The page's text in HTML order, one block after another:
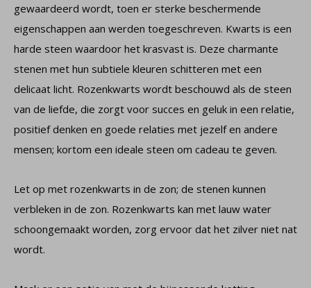
gewaardeerd wordt, toen er sterke beschermende
eigenschappen aan werden toegeschreven. Kwarts is een
harde steen waardoor het krasvast is. Deze charmante
stenen met hun subtiele kleuren schitteren met een
delicaat licht. Rozenkwarts wordt beschouwd als de steen
van de liefde, die zorgt voor succes en geluk in een relatie,
positief denken en goede relaties met jezelf en andere
mensen; kortom een ideale steen om cadeau te geven.
Let op met rozenkwarts in de zon; de stenen kunnen
verbleken in de zon. Rozenkwarts kan met lauw water
schoongemaakt worden, zorg ervoor dat het zilver niet nat
wordt.